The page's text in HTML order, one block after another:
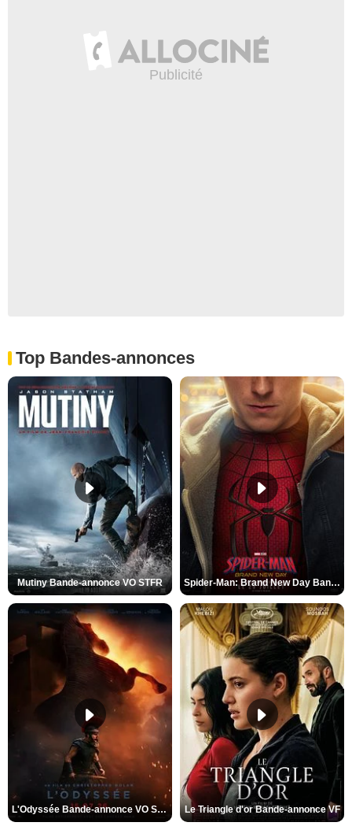
Top Bandes-annonces
Mutiny Bande-annonce VO STFR Spider-Man: Brand New Day Bande-annonce VO STFR
L'Odyssée Bande-annonce VO STFR Le Triangle d'or Bande-annonce VF